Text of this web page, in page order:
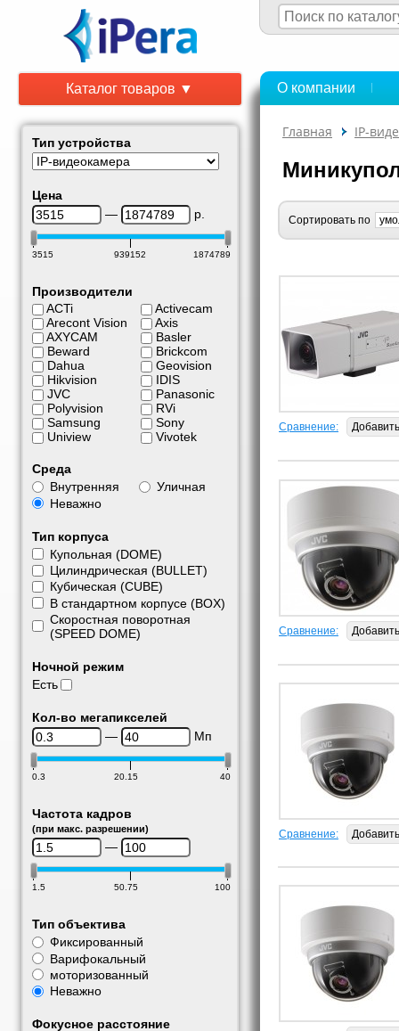
Каталог товаров ▼
Тип устройства
Цена
—
р.
3515 939152 1874789
Производители
ACTi
Arecont Vision
AXYCAM
Beward
Dahua
Hikvision
JVC
Polyvision
Samsung
Uniview
Activecam
Axis
Basler
Brickcom
Geovision
IDIS
Panasonic
RVi
Sony
Vivotek
Среда
Внутренняя
Уличная
Неважно
Тип корпуса
Купольная (DOME)
Цилиндрическая (BULLET)
Кубическая (CUBE)
В стандартном корпусе (BOX)
Скоростная поворотная
(SPEED DOME)
Ночной режим
Есть
Кол-во мегапикселей
—
Мп
0.3 20.15 40
Частота кадров
(при макс. разрешении)
—
1.5 50.75 100
Тип объектива
Фиксированный
Варифокальный
моторизованный
Неважно
Фокусное расстояние
О компании
Главная IP-
Сортировать по
Сравнение: Добавить
Сравнение: Добавить
Сравнение: Добавить